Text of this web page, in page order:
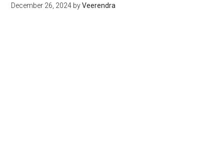
December 26, 2024 byVeerendra